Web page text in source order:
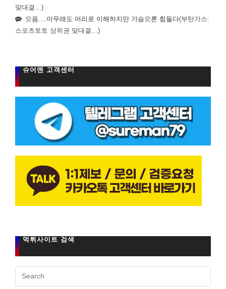
맞대결…)
으음....아무래도 머리로 이해하지만 가슴으론 힘들다(부탄가스:
스포츠토토 상위권 맞대결…)
슈어맨 고객센터
먹튀사이트 검색